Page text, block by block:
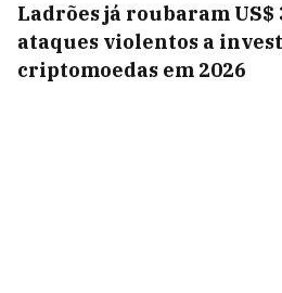
Ladrões já roubaram US$
ataques violentos a
criptomoedas em 2026